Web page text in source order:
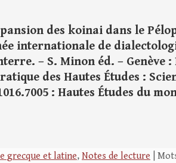
des koinai dans le
internationale de
– S. Minon éd. – Genève :
des Hautes Études :
: Hautes Études du
grecque et latine, Notes de lecture |